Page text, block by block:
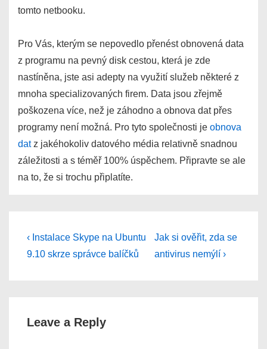
tomto netbooku.
Pro Vás, kterým se nepovedlo přenést obnovená data
z programu na pevný disk cestou, která je zde
nastíněna, jste asi adepty na využití služeb některé z
mnoha specializovaných firem. Data jsou zřejmě
poškozena více, než je záhodno a obnova dat přes
programy není možná. Pro tyto společnosti je obnova
datz jakéhokoliv datového média relativně snadnou
záležitosti a s téměř 100% úspěchem. Připravte se ale
na to, že si trochu připlatíte.
Post
navigation
Previous
Post
‹ Instalace Skype na Ubuntu
9.10 skrze správce balíčků
Next
Post
Jak si ověřit, zda se
antivirus nemýlí ›
Leave a Reply